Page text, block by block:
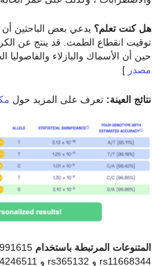
هل كنت تعلم؟ يدعي بعض الباحثين أن
توقيت انقطاع الطمث. قد ينتج عن
حين أن الأسماك والبازلاء
مصدر ]
نتائج العينة: تعرف على المزيد حول
المتنوعات المرتبطة باستخدام MENOPAUSE: